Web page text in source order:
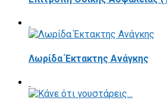
Λωρίδα Έκτακτης Ανάγκης